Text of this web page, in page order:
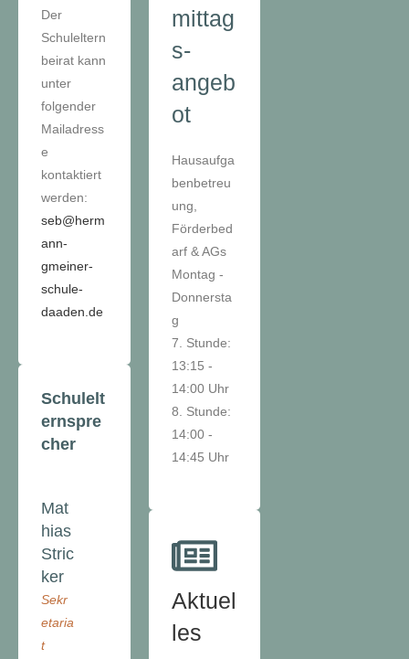
mittag
s-
angeb
ot
Hausaufga
benbetreu
ung,
Förderbed
arf & AGs
Montag -
Donnersta
g
7. Stunde:
13:15 -
14:00 Uhr
8. Stunde:
14:00 -
14:45 Uhr
Aktuel
les
Der
Schuleltern
beirat kann
unter
folgender
Mailadress
e
kontaktiert
werden:
seb@herm
ann-
gmeiner-
schule-
daaden.de
Schulelt
ernspre
cher
Mat
hias
Stric
ker
Sekr
etaria
t